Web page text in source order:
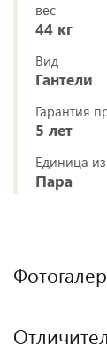
вес
44 кг
Вид
Гантели
Гарантия
5 лет
Единица
Пара